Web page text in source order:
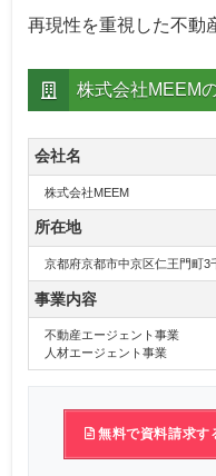
再現性を重視した不動
株式会社MEEM
会社名
株式会社MEEM
所在地
京都府京都市中京区仁王門町3
事業内容
不動産エージェント事業
人材エージェント事業
無料で資料請求す